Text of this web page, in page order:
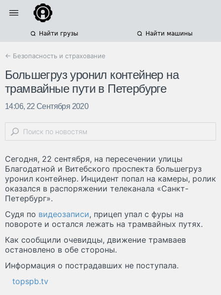
Найти грузы Найти машины
← Безопасность и страхование
Большегруз уронил контейнер на
трамвайные пути в Петербурге
14:06, 22 Сентября 2020
Сегодня, 22 сентября, на пересечении улицы
Благодатной и Витебского проспекта большегруз
уронил контейнер. Инцидент попал на камеры, ролик
оказался в распоряжении телеканала «Санкт-
Петербург».
Судя по видеозаписи, прицеп упал с фуры на
повороте и остался лежать на трамвайных путях.
Как сообщили очевидцы, движение трамваев
остановлено в обе стороны.
Информация о пострадавших не поступала.
topspb.tv